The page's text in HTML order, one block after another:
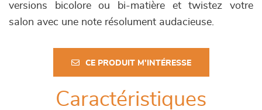
versions bicolore ou bi-matière et twistez votre
salon avec une note résolument audacieuse.
CE PRODUIT M'INTÉRESSE
Caractéristiques